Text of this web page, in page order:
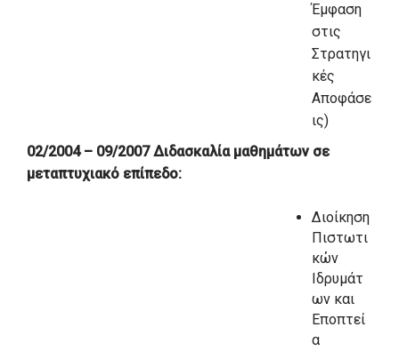
Έμφαση
στις
Στρατηγι
κές
Αποφάσε
ις)
02/2004 – 09/2007 Διδασκαλία μαθημάτων σε
μεταπτυχιακό επίπεδο:
Διοίκηση
Πιστωτι
κών
Ιδρυμάτ
ων και
Εποπτεί
α